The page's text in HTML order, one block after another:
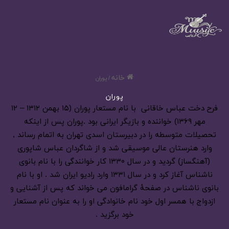
خانه/پوران
پوران
فرح دخت عباس خاقانی با نام مستعار پوران (۱۵ بهمن ۱۳۱۲ – ۱۲
مهر ۱۳۶۹) خواننده و بازیگر ایرانی بود .پوران پس از اینکه
تحصیلات متوسطه را در دبیرستان اسدی تهران به اتمام رساند ,
وارد هنرستان عالی موسیقی شد و از شاگردان عباس شاپوری
(آهنگساز) گردید و در سال ۱۳۳۰ کار خوانندگی را با نام بانوی
ناشناس آغاز کرد و در سال ۱۳۳۱ وارد رادیو ایران شد . او با نام
بانوی ناشناس در صفحهٔ گرامافون می خواند که پس از آشنایی و
ازدواج با همسر اول خود نام خانوادگی او را به عنوان نام مستعار
خود برگزید .